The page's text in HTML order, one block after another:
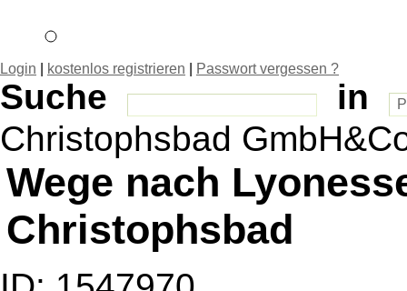
Login kostenlos registrieren Passwort vergessen ?
Suche
in
Christophsbad
Wege nach
Christophsbad